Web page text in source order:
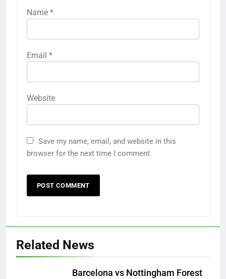
Name *
Email *
Website
Save my name, email, and website in this
browser for the next time I comment.
Related News
Barcelona vs Nottingham Forest